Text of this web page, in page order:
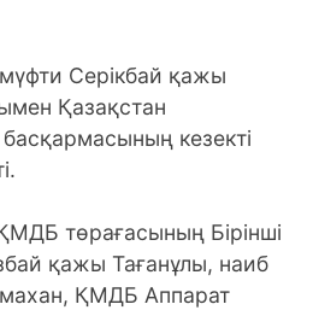
Серікбай қажы
Қазақстан
кезекті
төрағасының Бірінші
қажы Тағанұлы, наиб
ҚМДБ Аппарат